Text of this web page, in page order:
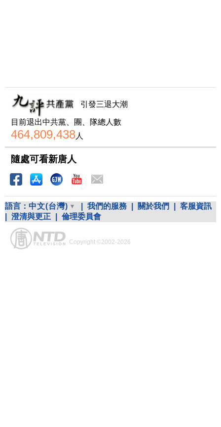
引發三退大潮
目前退出中共黨、團、隊總人數
464,809,438人
隨處可看新唐人
語言： 中文(台灣) 我們的服務 關於我們
客服資訊
澄清與更正 倫理委員會
Copyright ©2002-2026